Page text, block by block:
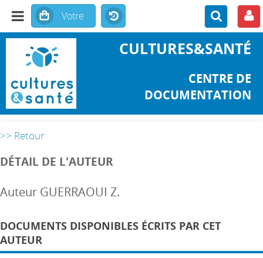
CULTURES&SANTÉ
CENTRE DE
DOCUMENTATION
>> Retour
DÉTAIL DE L'AUTEUR
Auteur GUERRAOUI Z.
DOCUMENTS DISPONIBLES ÉCRITS PAR CET
AUTEUR